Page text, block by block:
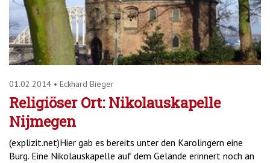
01.02.2014 • Eckhard Bieger
Religiöser Ort: Nikolauskapelle
Nijmegen
(explizit.net)Hier gab es bereits unter den Karolingern eine
Burg. Eine Nikolauskapelle auf dem Gelände erinnert noch an